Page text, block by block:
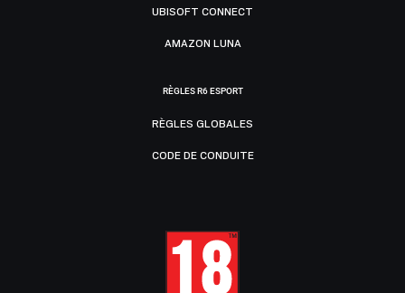
UBISOFT CONNECT
AMAZON LUNA
RÈGLES R6 ESPORT
RÈGLES GLOBALES
CODE DE CONDUITE